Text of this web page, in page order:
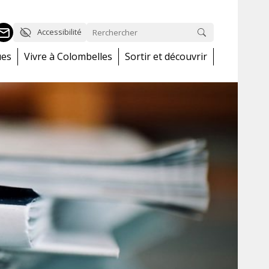
Accessibilité
Vivre à Colombelles Sortir et découvrir